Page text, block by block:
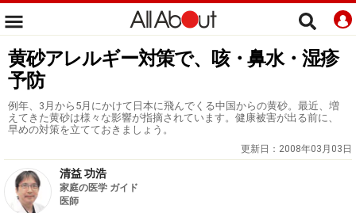
黄砂アレルギー対策で、咳・鼻水・湿疹
予防
例年、3月から5月にかけて日本に飛んでくる中国からの黄砂。最近、増
えてきた黄砂は様々な影響が指摘されています。健康被害が出る前に、
早めの対策を立てておきましょう。
更新日： 2008年03月03日
清益 功浩
家庭の医学 ガイド
医師